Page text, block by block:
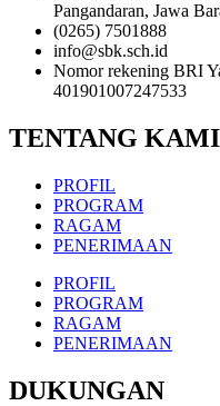
Pangandaran, Jawa
(0265) 7501888
info@sbk.sch.id
Nomor rekening BRI
401901007247533
TENTANG KAMI
PROFIL
PROGRAM
RAGAM
PENERIMAAN
PROFIL
PROGRAM
RAGAM
PENERIMAAN
DUKUNGAN